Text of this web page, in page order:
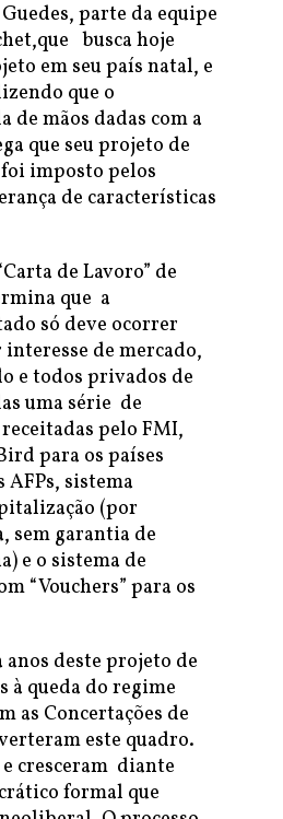
parte da equipe
busca hoje
em seu país natal, e
que o
mãos dadas com a
que seu projeto de
imposto pelos
de características
de Lavoro” de
que a
só deve ocorrer
de mercado,
e todos privados de
uma série de
pelo FMI,
para os países
sistema
(por
sem garantia de
e o sistema de
“Vouchers” para os
deste projeto de
à queda do regime
as Concertações de
este quadro.
e cresceram diante
formal que